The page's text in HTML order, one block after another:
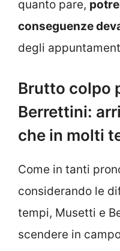
quanto pare,
conseguenze
degli
Brutto colpo
Berrettini:
che in molti
Come in tanti
considerando le
tempi, Musetti e
scendere in